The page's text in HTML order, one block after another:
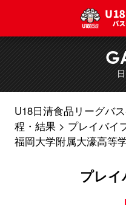
U18日清食品リーグバ
程・結果
プレイバイ
福岡大学附属大濠高等
プレイ